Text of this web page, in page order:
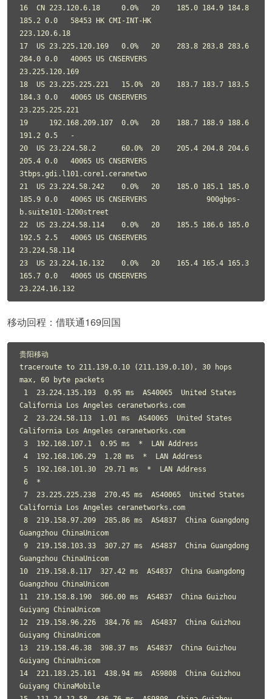
16  CN 223.120.6.18     0.0%   20    185.0 184.9 184.8
185.2 0.0   58453 HK CMI-INT-HK
223.120.6.18
17  US 23.225.120.169   0.0%   20    283.8 283.8 283.6
284.0 0.0   40065 US CNSERVERS
23.225.120.169
18  US 23.225.225.221   15.0%  20    183.7 183.7 183.5
184.3 0.0   40065 US CNSERVERS
23.225.225.221
19     192.168.209.107  0.0%   20    188.7 188.9 188.6
191.2 0.5   -
20  US 23.224.58.2      60.0%  20    205.4 204.8 204.6
205.4 0.0   40065 US CNSERVERS
3tbps.gdi.l101.core1.ceranetwo
21  US 23.224.58.242    0.0%   20    185.0 185.1 185.0
185.9 0.0   40065 US CNSERVERS              900gbps-
b.suite101-1200street
22  US 23.224.58.114    0.0%   20    185.5 186.6 185.0
192.5 2.5   40065 US CNSERVERS
23.224.58.114
23  US 23.224.16.132    0.0%   20    165.4 165.4 165.3
165.7 0.0   40065 US CNSERVERS
23.224.16.132
移动回程：借联通169回国
贵阳移动
traceroute to 211.139.0.10 (211.139.0.10), 30 hops
max, 60 byte packets
California Los Angeles ceranetworks.com
California Los Angeles ceranetworks.com
California Los Angeles ceranetworks.com
Guangzhou ChinaUnicom
Guangzhou ChinaUnicom
10  219.158.8.117  327.42 ms  AS4837  China Guangdong
Guangzhou ChinaUnicom
11  219.158.8.190  366.00 ms  AS4837  China Guizhou
Guiyang ChinaUnicom
12  219.158.96.226  384.76 ms  AS4837  China Guizhou
Guiyang ChinaUnicom
13  219.158.46.38  398.37 ms  AS4837  China Guizhou
Guiyang ChinaUnicom
14  221.183.25.161  438.94 ms  AS9808  China Guizhou
Guiyang ChinaMobile